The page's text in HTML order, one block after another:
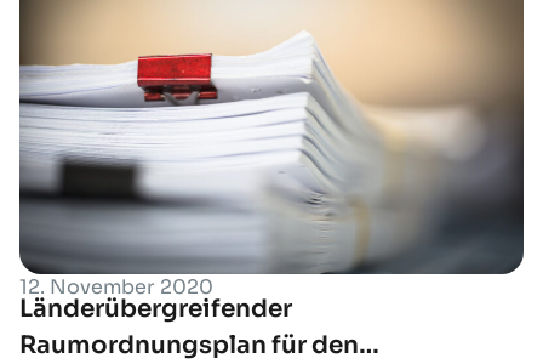
12. November 2020
Länderübergreifender
Raumordnungsplan für den